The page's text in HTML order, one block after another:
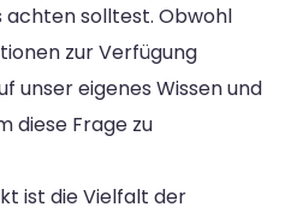
solltest. Obwohl
zur Verfügung
unser eigenes Wissen und
diese Frage zu
ist die Vielfalt der